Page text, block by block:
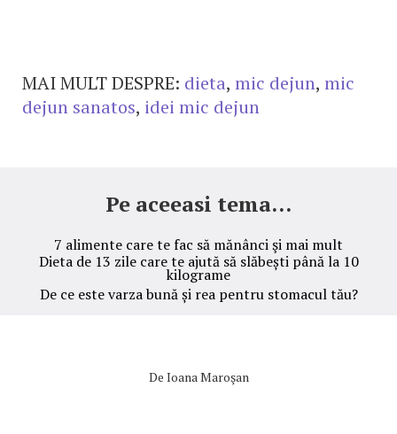
MAI MULT DESPRE: dieta, mic dejun, mic
dejun sanatos, idei mic dejun
Pe aceeasi tema...
7 alimente care te fac să mănânci şi mai mult
Dieta de 13 zile care te ajută să slăbești până la 10
kilograme
De ce este varza bună și rea pentru stomacul tău?
De Ioana Maroşan